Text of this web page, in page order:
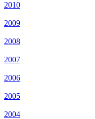
2010
2009
2008
2007
2006
2005
2004